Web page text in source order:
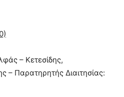
– Κετεσίδης,
– Παρατηρητής Διαιτησίας: